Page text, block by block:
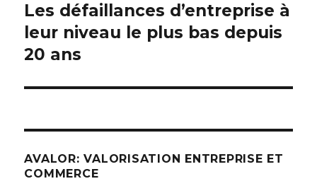
Article
suivant :
Les défaillances d’entreprise à
leur niveau le plus bas depuis
20 ans
AVALOR: VALORISATION ENTREPRISE ET
COMMERCE